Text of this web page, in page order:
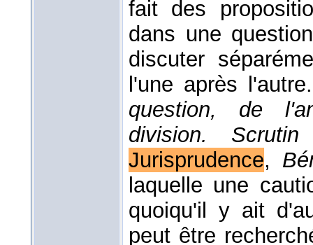
fait des
dans une
discuter
l'une après
question, de
division.
Jurisprudence,
laquelle une
quoiqu'il y ait
peut être